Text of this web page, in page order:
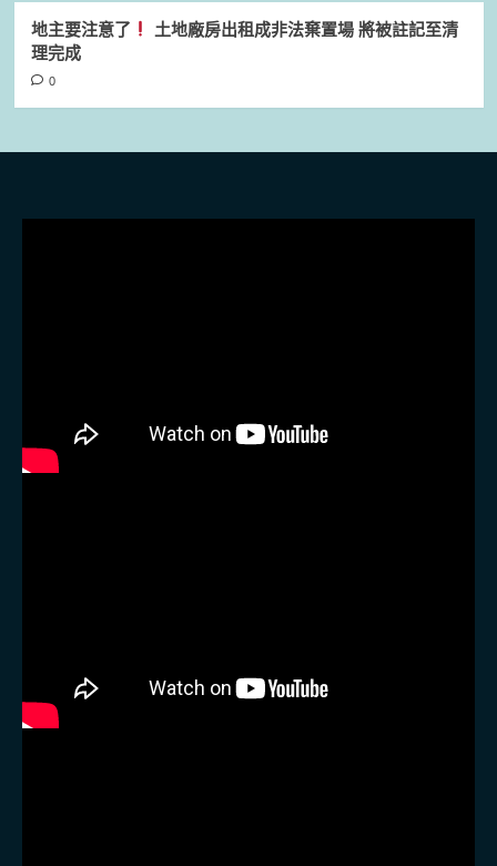
地主要注意了
土地廠房出租成非法棄置場 將被註記至清
理完成
0